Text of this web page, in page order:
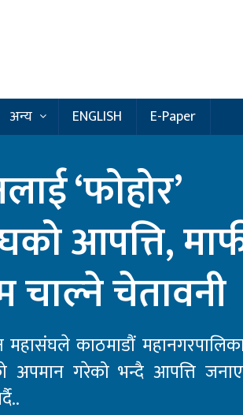
अन्य ENGLISH E-Paper
‘फोहोर’
आपत्ति,
चेतावनी
काठमाडौं
अपमान गरेको भन्दै आपत्ति